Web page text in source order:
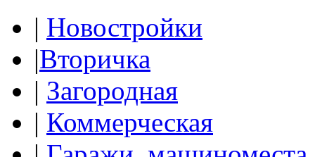
| Новостройки
|Вторичка
| Загородная
| Коммерческая